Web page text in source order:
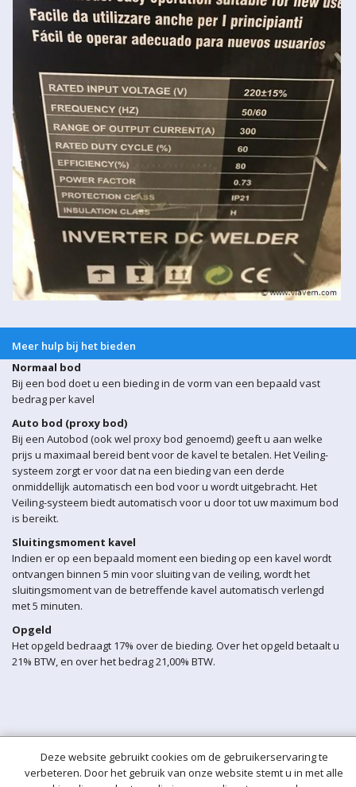
Meer hulp bij het bieden
Normaal bod
Bij een bod doet u een bieding in de vorm van een bepaald vast
bedrag per kavel
Auto bod (proxy bod)
Bij een Autobod (ook wel proxy bod genoemd) geeft u aan welke
prijs u maximaal bereid bent voor de kavel te betalen. Het Veiling-
systeem zorgt er voor dat na een bieding van een derde
onmiddellijk automatisch een bod voor u wordt uitgebracht. Het
Veiling-systeem biedt automatisch voor u door tot uw maximum bod
is bereikt.
Sluitingsmoment kavel
Indien er op een bepaald moment een bieding op een kavel wordt
ontvangen binnen 5 min voor sluiting van de veiling, wordt het
sluitingsmoment van de betreffende kavel automatisch verlengd
met 5 minuten.
Opgeld
Het opgeld bedraagt 17% over de bieding. Over het opgeld betaalt u
21% BTW, en over het bedrag 21,00% BTW.
Deze website gebruikt cookies om de gebruikerservaring te
verbeteren. Door het gebruik van onze website stemt u in met alle